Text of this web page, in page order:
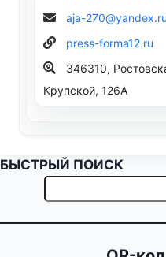
aja-270@yandex.ru
press-forma12.ru
346310,
Крупской, 126А
БЫСТРЫЙ ПОИСК